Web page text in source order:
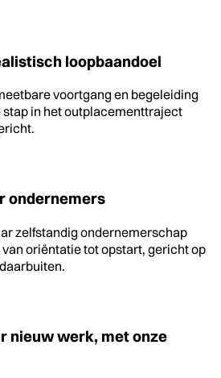
loopbaandoel
voortgang en begeleiding
stap in het outplacementtraject
ondernemers
zelfstandig ondernemerschap
oriëntatie tot opstart, gericht op
nieuw werk, met onze